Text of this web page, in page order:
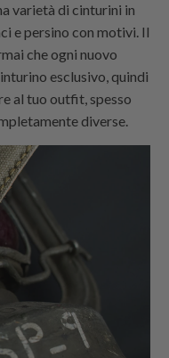
varietà di cinturini in
e persino con motivi. Il
che ogni nuovo
esclusivo, quindi
al tuo outfit, spesso
diverse.